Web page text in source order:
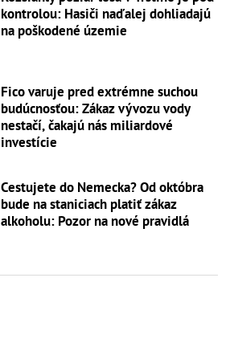
kontrolou: Hasiči naďalej dohliadajú
na poškodené územie
Fico varuje pred extrémne suchou
budúcnosťou: Zákaz vývozu vody
nestačí, čakajú nás miliardové
investície
Cestujete do Nemecka? Od októbra
bude na staniciach platiť zákaz
alkoholu: Pozor na nové pravidlá